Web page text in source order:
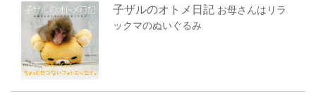
子ザルのオトメ日記 お母さんはリラ
ックマのぬいぐるみ